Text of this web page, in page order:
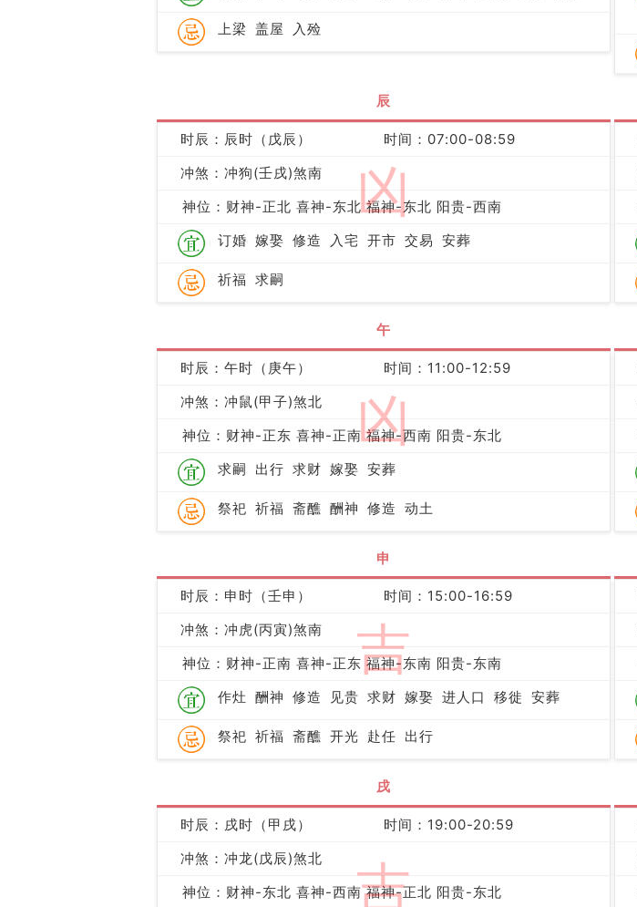
上梁 盖屋 入殓
辰
凶
时辰：辰时（戊辰）
时间：07:00-08:59
冲煞：冲狗(壬戌)煞南
神位：财神-正北 喜神-东北 福神-东北 阳贵-西南
订婚 嫁娶 修造 入宅 开市 交易 安葬
祈福 求嗣
午
凶
时辰：午时（庚午）
时间：11:00-12:59
冲煞：冲鼠(甲子)煞北
神位：财神-正东 喜神-正南 福神-西南 阳贵-东北
求嗣
出行 求财 嫁娶 安葬
祭祀 祈福 斋醮 酬神 修造 动土
申
吉
时辰：申时（壬申）
时间：15:00-16:59
冲煞：冲虎(丙寅)煞南
神位：财神-正南 喜神-正东 福神-东南 阳贵-东南
作灶 酬神 修造 见贵 求财 嫁娶 进人口 移徙 安葬
祭祀 祈福 斋醮 开光 赴任 出行
戌
吉
时辰：戌时（甲戌）
时间：19:00-20:59
冲煞：冲龙(戊辰)煞北
神位：财神-东北 喜神-西南 福神-正北 阳贵-东北